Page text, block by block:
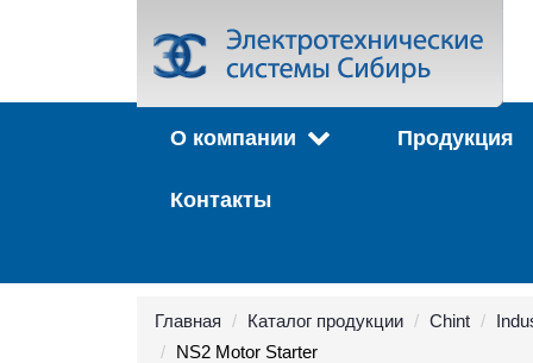
О компании Продукция
Контакты
Главная Каталог продукции Chint
NS2 Motor Starter